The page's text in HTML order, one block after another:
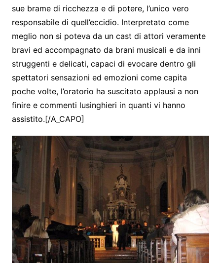
sue brame di ricchezza e di potere, l’unico vero
responsabile di quell’eccidio. Interpretato come
meglio non si poteva da un cast di attori veramente
bravi ed accompagnato da brani musicali e da inni
struggenti e delicati, capaci di evocare dentro gli
spettatori sensazioni ed emozioni come capita
poche volte, l’oratorio ha suscitato applausi a non
finire e commenti lusinghieri in quanti vi hanno
assistito.[/A_CAPO]